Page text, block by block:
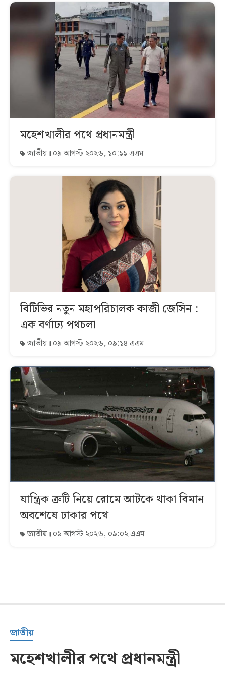
মহেশখালীর পথে প্রধানমন্ত্রী
জাতীয় ০৯ আগস্ট ২০২৬, ১০:১১ এএম
বিটিভির নতুন মহাপরিচালক কাজী জেসিন :
এক বর্ণাঢ্য পথচলা
জাতীয় ০৯ আগস্ট ২০২৬, ০৯:১৪ এএম
যান্ত্রিক ত্রুটি নিয়ে রোমে আটকে থাকা বিমান
অবশেষে ঢাকার পথে
জাতীয় ০৯ আগস্ট ২০২৬, ০৯:০২ এএম
জাতীয়
মহেশখালীর পথে প্রধানমন্ত্রী